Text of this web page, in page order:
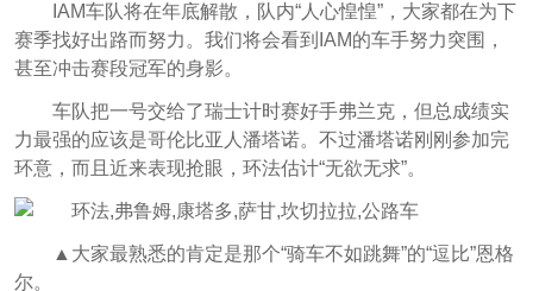
IAM车队将在年底解散，队内“人心惶惶”，大家都在为下
赛季找好出路而努力。我们将会看到IAM的车手努力突围，
甚至冲击赛段冠军的身影。
车队把一号交给了瑞士计时赛好手弗兰克，但总成绩实
力最强的应该是哥伦比亚人潘塔诺。不过潘塔诺刚刚参加完
环意，而且近来表现抢眼，环法估计“无欲无求”。
▲大家最熟悉的肯定是那个“骑车不如跳舞”的“逗比”恩格
尔。